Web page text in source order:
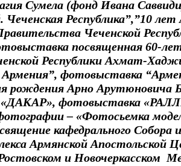
Сумела (фонд Ивана
Чеченская Республика”,”10
Чеченской
посвященная 60-
Республики Ахмат-
Армения”, фотовыставка
рождения Арно Арутюновича
фотовыставка
– «Фотосьемка
кафедрального
Армянской Апостольской
и Новочеркасском